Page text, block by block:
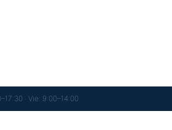
· Vie: 9:00–14:00